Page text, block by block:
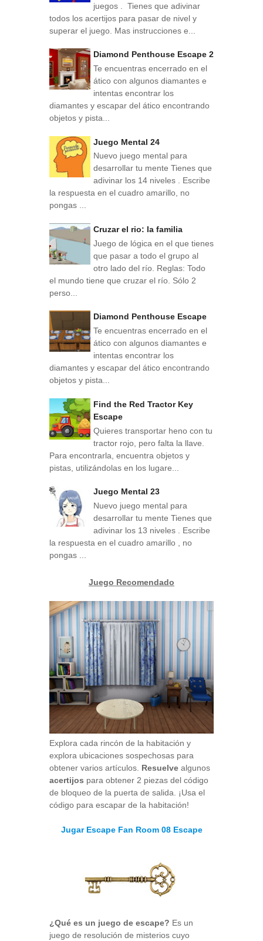
juegos . Tienes que adivinar
todos los acertijos para pasar de nivel y
superar el juego. Mas instrucciones e...
Diamond Penthouse Escape 2
Te encuentras encerrado en el
ático con algunos diamantes e
intentas encontrar los
diamantes y escapar del ático encontrando
objetos y pista...
Juego Mental 24
Nuevo juego mental para
desarrollar tu mente Tienes que
adivinar los 14 niveles . Escribe
la respuesta en el cuadro amarillo, no
pongas ...
Cruzar el rio: la familia
Juego de lógica en el que tienes
que pasar a todo el grupo al
otro lado del río. Reglas: Todo
el mundo tiene que cruzar el río. Sólo 2
perso...
Diamond Penthouse Escape
Te encuentras encerrado en el
ático con algunos diamantes e
intentas encontrar los
diamantes y escapar del ático encontrando
objetos y pista...
Find the Red Tractor Key
Escape
Quieres transportar heno con tu
tractor rojo, pero falta la llave.
Para encontrarla, encuentra objetos y
pistas, utilizándolas en los lugare...
Juego Mental 23
Nuevo juego mental para
desarrollar tu mente Tienes que
adivinar los 13 niveles . Escribe
la respuesta en el cuadro amarillo , no
pongas ...
Juego Recomendado
Explora cada rincón de la habitación y
explora ubicaciones sospechosas para
obtener varios artículos. Resuelve algunos
acertijos para obtener 2 piezas del código
de bloqueo de la puerta de salida. ¡Usa el
código para escapar de la habitación!
Jugar Escape Fan Room 08 Escape
¿Qué es un juego de escape? Es un
juego de resolución de misterios cuyo